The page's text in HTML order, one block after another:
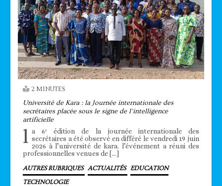
2 MINUTES
Université de Kara : la Journée internationale des
secrétaires placée sous le signe de l’intelligence
artificielle
l a 6ᵉ édition de la journée internationale des
secrétaires a été observé en différé le vendredi 19 juin
2026 à l’université de kara. l’événement a réuni des
professionnelles venues de […]
AUTRES RUBRIQUES ACTUALITÉS EDUCATION
TECHNOLOGIE